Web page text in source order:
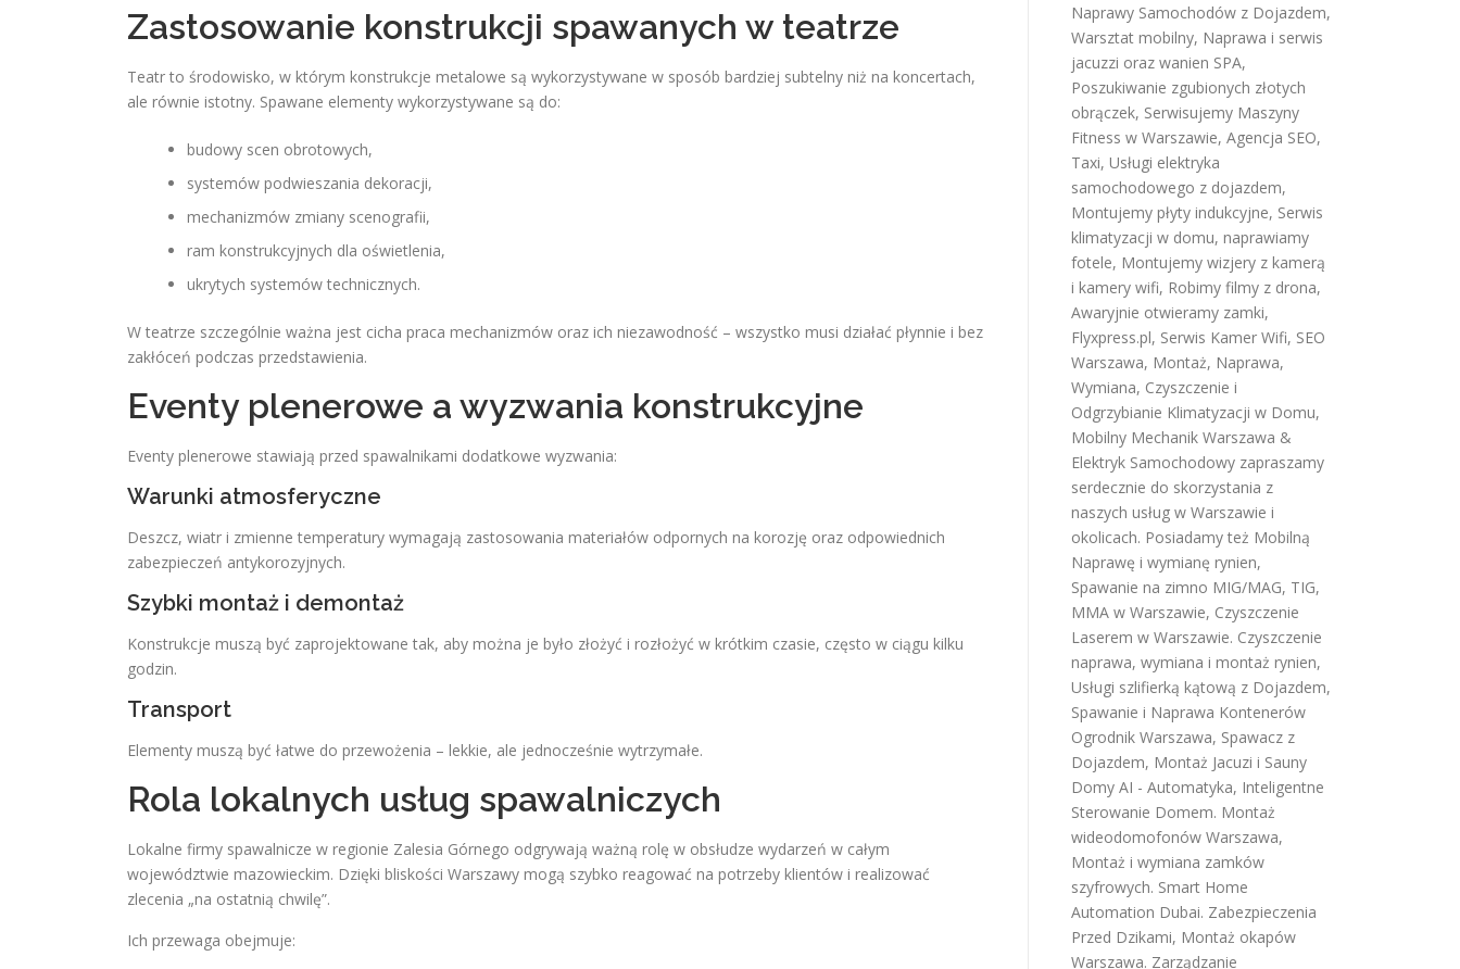
Zastosowanie konstrukcji spawanych w teatrze
Teatr to środowisko, w którym konstrukcje metalowe są wykorzystywane w sposób bardziej subtelny niż na koncertach,
ale równie istotny. Spawane elementy wykorzystywane są do:
budowy scen obrotowych,
systemów podwieszania dekoracji,
mechanizmów zmiany scenografii,
ram konstrukcyjnych dla oświetlenia,
ukrytych systemów technicznych.
W teatrze szczególnie ważna jest cicha praca mechanizmów oraz ich niezawodność – wszystko musi działać płynnie i bez
zakłóceń podczas przedstawienia.
Eventy plenerowe a wyzwania konstrukcyjne
Eventy plenerowe stawiają przed spawalnikami dodatkowe wyzwania:
Warunki atmosferyczne
Deszcz, wiatr i zmienne temperatury wymagają zastosowania materiałów odpornych na korozję oraz odpowiednich
zabezpieczeń antykorozyjnych.
Szybki montaż i demontaż
Konstrukcje muszą być zaprojektowane tak, aby można je było złożyć i rozłożyć w krótkim czasie, często w ciągu kilku
godzin.
Transport
Elementy muszą być łatwe do przewożenia – lekkie, ale jednocześnie wytrzymałe.
Rola lokalnych usług spawalniczych
Lokalne firmy spawalnicze w regionie Zalesia Górnego odgrywają ważną rolę w obsłudze wydarzeń w całym
województwie mazowieckim. Dzięki bliskości Warszawy mogą szybko reagować na potrzeby klientów i realizować
zlecenia „na ostatnią chwilę”.
Ich przewaga obejmuje:
Naprawy Samochodów z Dojazdem,
Warsztat mobilny, Naprawa i serwis
jacuzzi oraz wanien SPA,
Poszukiwanie zgubionych złotych
obrączek, Serwisujemy Maszyny
Fitness w Warszawie, Agencja SEO,
Taxi, Usługi elektryka
samochodowego z dojazdem,
Montujemy płyty indukcyjne, Serwis
klimatyzacji w domu, naprawiamy
fotele, Montujemy wizjery z kamerą
i kamery wifi, Robimy filmy z drona,
Awaryjnie otwieramy zamki,
Flyxpress.pl, Serwis Kamer Wifi, SEO
Warszawa, Montaż, Naprawa,
Wymiana, Czyszczenie i
Odgrzybianie Klimatyzacji w Domu,
Mobilny Mechanik Warszawa &
Elektryk Samochodowy zapraszamy
serdecznie do skorzystania z
naszych usług w Warszawie i
okolicach. Posiadamy też Mobilną
Naprawę i wymianę rynien,
Spawanie na zimno MIG/MAG, TIG,
MMA w Warszawie, Czyszczenie
Laserem w Warszawie. Czyszczenie
naprawa, wymiana i montaż rynien,
Usługi szlifierką kątową z Dojazdem,
Spawanie i Naprawa Kontenerów
Ogrodnik Warszawa, Spawacz z
Dojazdem, Montaż Jacuzi i Sauny
Domy AI - Automatyka, Inteligentne
Sterowanie Domem. Montaż
wideodomofonów Warszawa,
Montaż i wymiana zamków
szyfrowych. Smart Home
Automation Dubai. Zabezpieczenia
Przed Dzikami, Montaż okapów
Warszawa. Zarządzanie